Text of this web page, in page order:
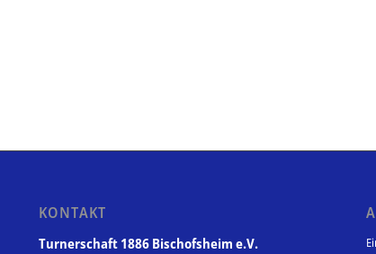
KONTAKT
Turnerschaft 1886 Bischofsheim e.V.